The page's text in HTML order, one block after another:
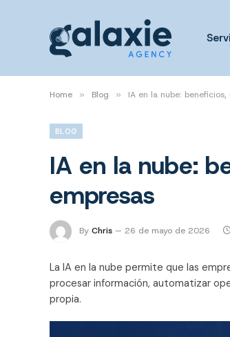
Home » Blog » IA en la nube:
BLOG
IA en la nube:
empresas
By Chris 26 de mayo de 2026
La IA en la nube permite que las
procesar información, automatizar
propia.